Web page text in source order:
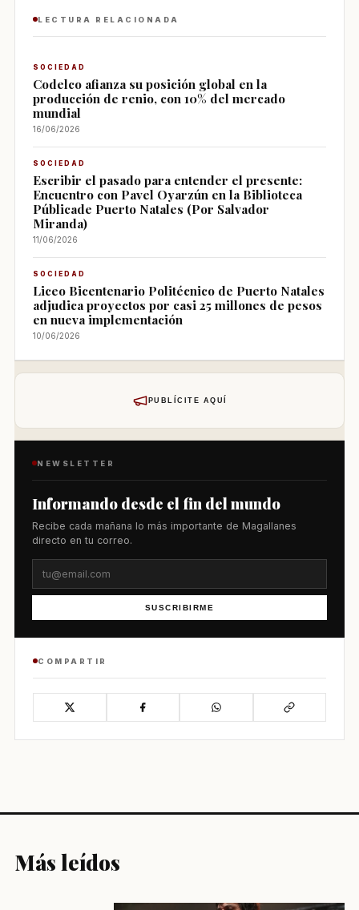
LECTURA RELACIONADA
SOCIEDAD
Codelco afianza su posición global en la
producción de renio, con 10% del mercado
mundial
16/06/2026
SOCIEDAD
Escribir el pasado para entender el presente:
Encuentro con Pavel Oyarzún en la Biblioteca
Públicade Puerto Natales (Por Salvador
Miranda)
11/06/2026
SOCIEDAD
Liceo Bicentenario Politécnico de Puerto Natales
adjudica proyectos por casi 25 millones de pesos
en nueva implementación
10/06/2026
PUBLÍCITE AQUÍ
NEWSLETTER
Informando desde el fin del mundo
Recibe cada mañana lo más importante de Magallanes
directo en tu correo.
SUSCRIBIRME
COMPARTIR
Más leídos